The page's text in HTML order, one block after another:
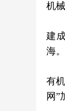
机
建
海
有
网